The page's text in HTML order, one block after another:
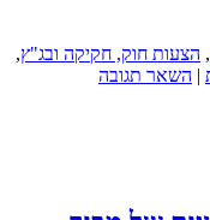
, הצעות חוק, חקיקה ובג"ץ,
| השאר תגובה